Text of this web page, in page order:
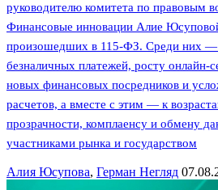
руководителю комитета по правовым
Финансовые инновации Алие
произошедших в 115-ФЗ. Среди них —
безналичных платежей, росту онлайн-
новых финансовых посредников и
расчетов, а вместе с этим — к
прозрачности, комплаенсу и обмену
участниками рынка и государством
Алия Юсупова, Герман Негляд